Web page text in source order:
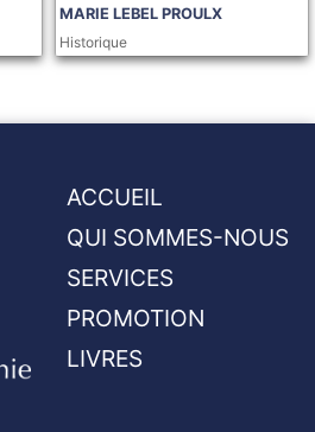
MARIE LEBEL PROULX
Historique
ACCUEIL
QUI SOMMES-NOUS
SERVICES
PROMOTION
LIVRES